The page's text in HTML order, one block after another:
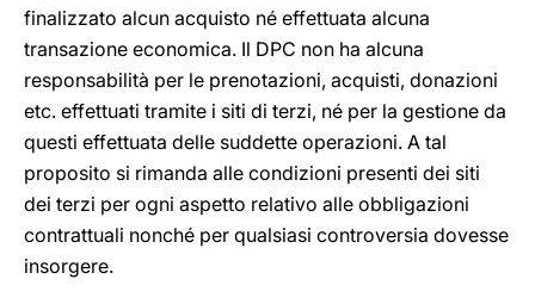
finalizzato alcun acquisto né effettuata alcuna
transazione economica. Il DPC non ha alcuna
responsabilità per le prenotazioni, acquisti, donazioni
etc. effettuati tramite i siti di terzi, né per la gestione da
questi effettuata delle suddette operazioni. A tal
proposito si rimanda alle condizioni presenti dei siti
dei terzi per ogni aspetto relativo alle obbligazioni
contrattuali nonché per qualsiasi controversia dovesse
insorgere.